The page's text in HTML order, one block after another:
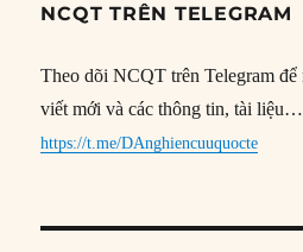
NCQT TRÊN TELEGRAM
Theo dõi NCQT trên Telegram để
viết mới và các thông tin, tài
https://t.me/DAnghiencuuquocte